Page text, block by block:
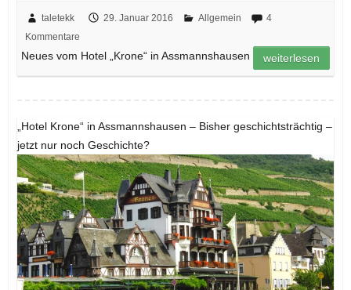
taletekk 29. Januar 2016 Allgemein
4
Kommentare
Neues vom Hotel „Krone“ in Assmannshausen weiterlesen
„Hotel Krone“ in Assmannshausen – Bisher geschichtsträchtig –
jetzt nur noch Geschichte?